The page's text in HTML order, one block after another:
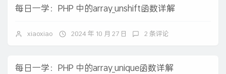
每日一学：PHP 中的array_unshift函数详解
xiaoxiao 2024 年 10 月 27 日 2 条评论
每日一学：PHP 中的array_unique函数详解